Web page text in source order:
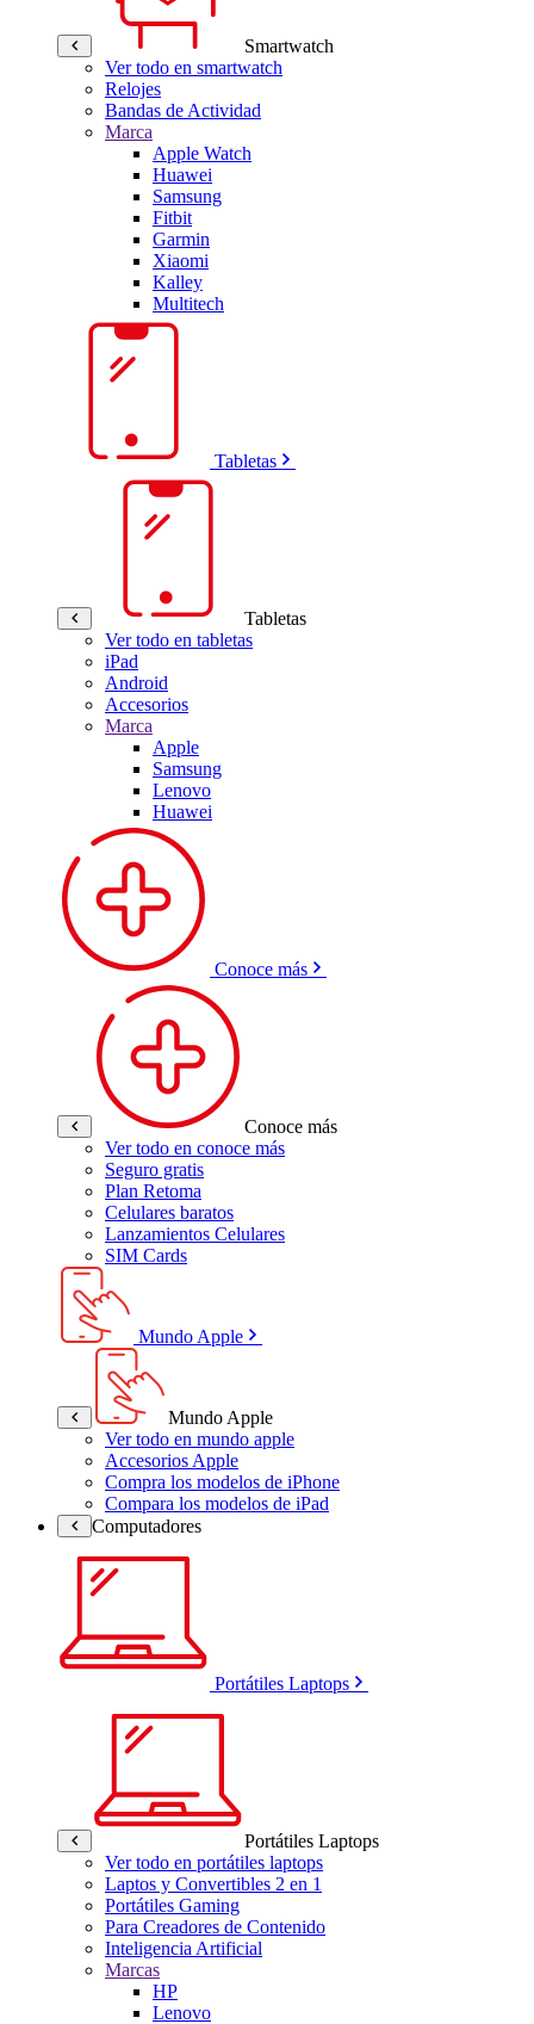
Smartwatch
Ver todo en smartwatch
Relojes
Bandas de Actividad
Marca
Apple Watch
Huawei
Samsung
Fitbit
Garmin
Xiaomi
Kalley
Multitech
Tabletas
Tabletas
Ver todo en tabletas
iPad
Android
Accesorios
Marca
Apple
Samsung
Lenovo
Huawei
Conoce más
Conoce más
Ver todo en conoce más
Seguro gratis
Plan Retoma
Celulares baratos
Lanzamientos Celulares
SIM Cards
Mundo Apple
Mundo Apple
Ver todo en mundo apple
Accesorios Apple
Compra los modelos de iPhone
Compara los modelos de iPad
Computadores
Portátiles Laptops
Portátiles Laptops
Ver todo en portátiles laptops
Laptos y Convertibles 2 en 1
Portátiles Gaming
Para Creadores de Contenido
Inteligencia Artificial
Marcas
HP
Lenovo